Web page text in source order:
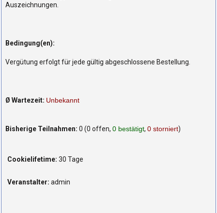
Auszeichnungen.
Bedingung(en):
Vergütung erfolgt für jede gültig abgeschlossene Bestellung.
Ø Wartezeit: Unbekannt
Bisherige Teilnahmen: 0 (0 offen, 0 bestätigt, 0 storniert)
Cookielifetime: 30 Tage
Veranstalter: admin